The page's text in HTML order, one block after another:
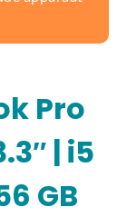
Pro
| i5
GB